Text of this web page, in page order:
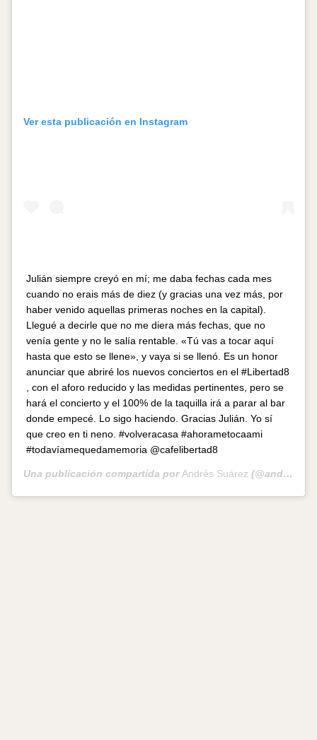
Ver esta publicación en Instagram
Julián siempre creyó en mí; me daba fechas cada mes
cuando no erais más de diez (y gracias una vez más, por
haber venido aquellas primeras noches en la capital).
Llegué a decirle que no me diera más fechas, que no
venía gente y no le salía rentable. «Tú vas a tocar aquí
hasta que esto se llene», y vaya si se llenó. Es un honor
anunciar que abriré los nuevos conciertos en el #Libertad8
, con el aforo reducido y las medidas pertinentes, pero se
hará el concierto y el 100% de la taquilla irá a parar al bar
donde empecé. Lo sigo haciendo. Gracias Julián. Yo sí
que creo en ti neno. #volveracasa #ahorametocaami
#todavíamequedamemoria @cafelibertad8
Una publicación compartida por Andrés Suárez (@andressuarezoficial) el